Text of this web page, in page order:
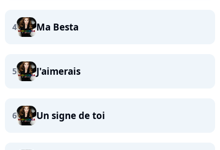
4 Ma Besta
5 J'aimerais
6 Un signe de toi